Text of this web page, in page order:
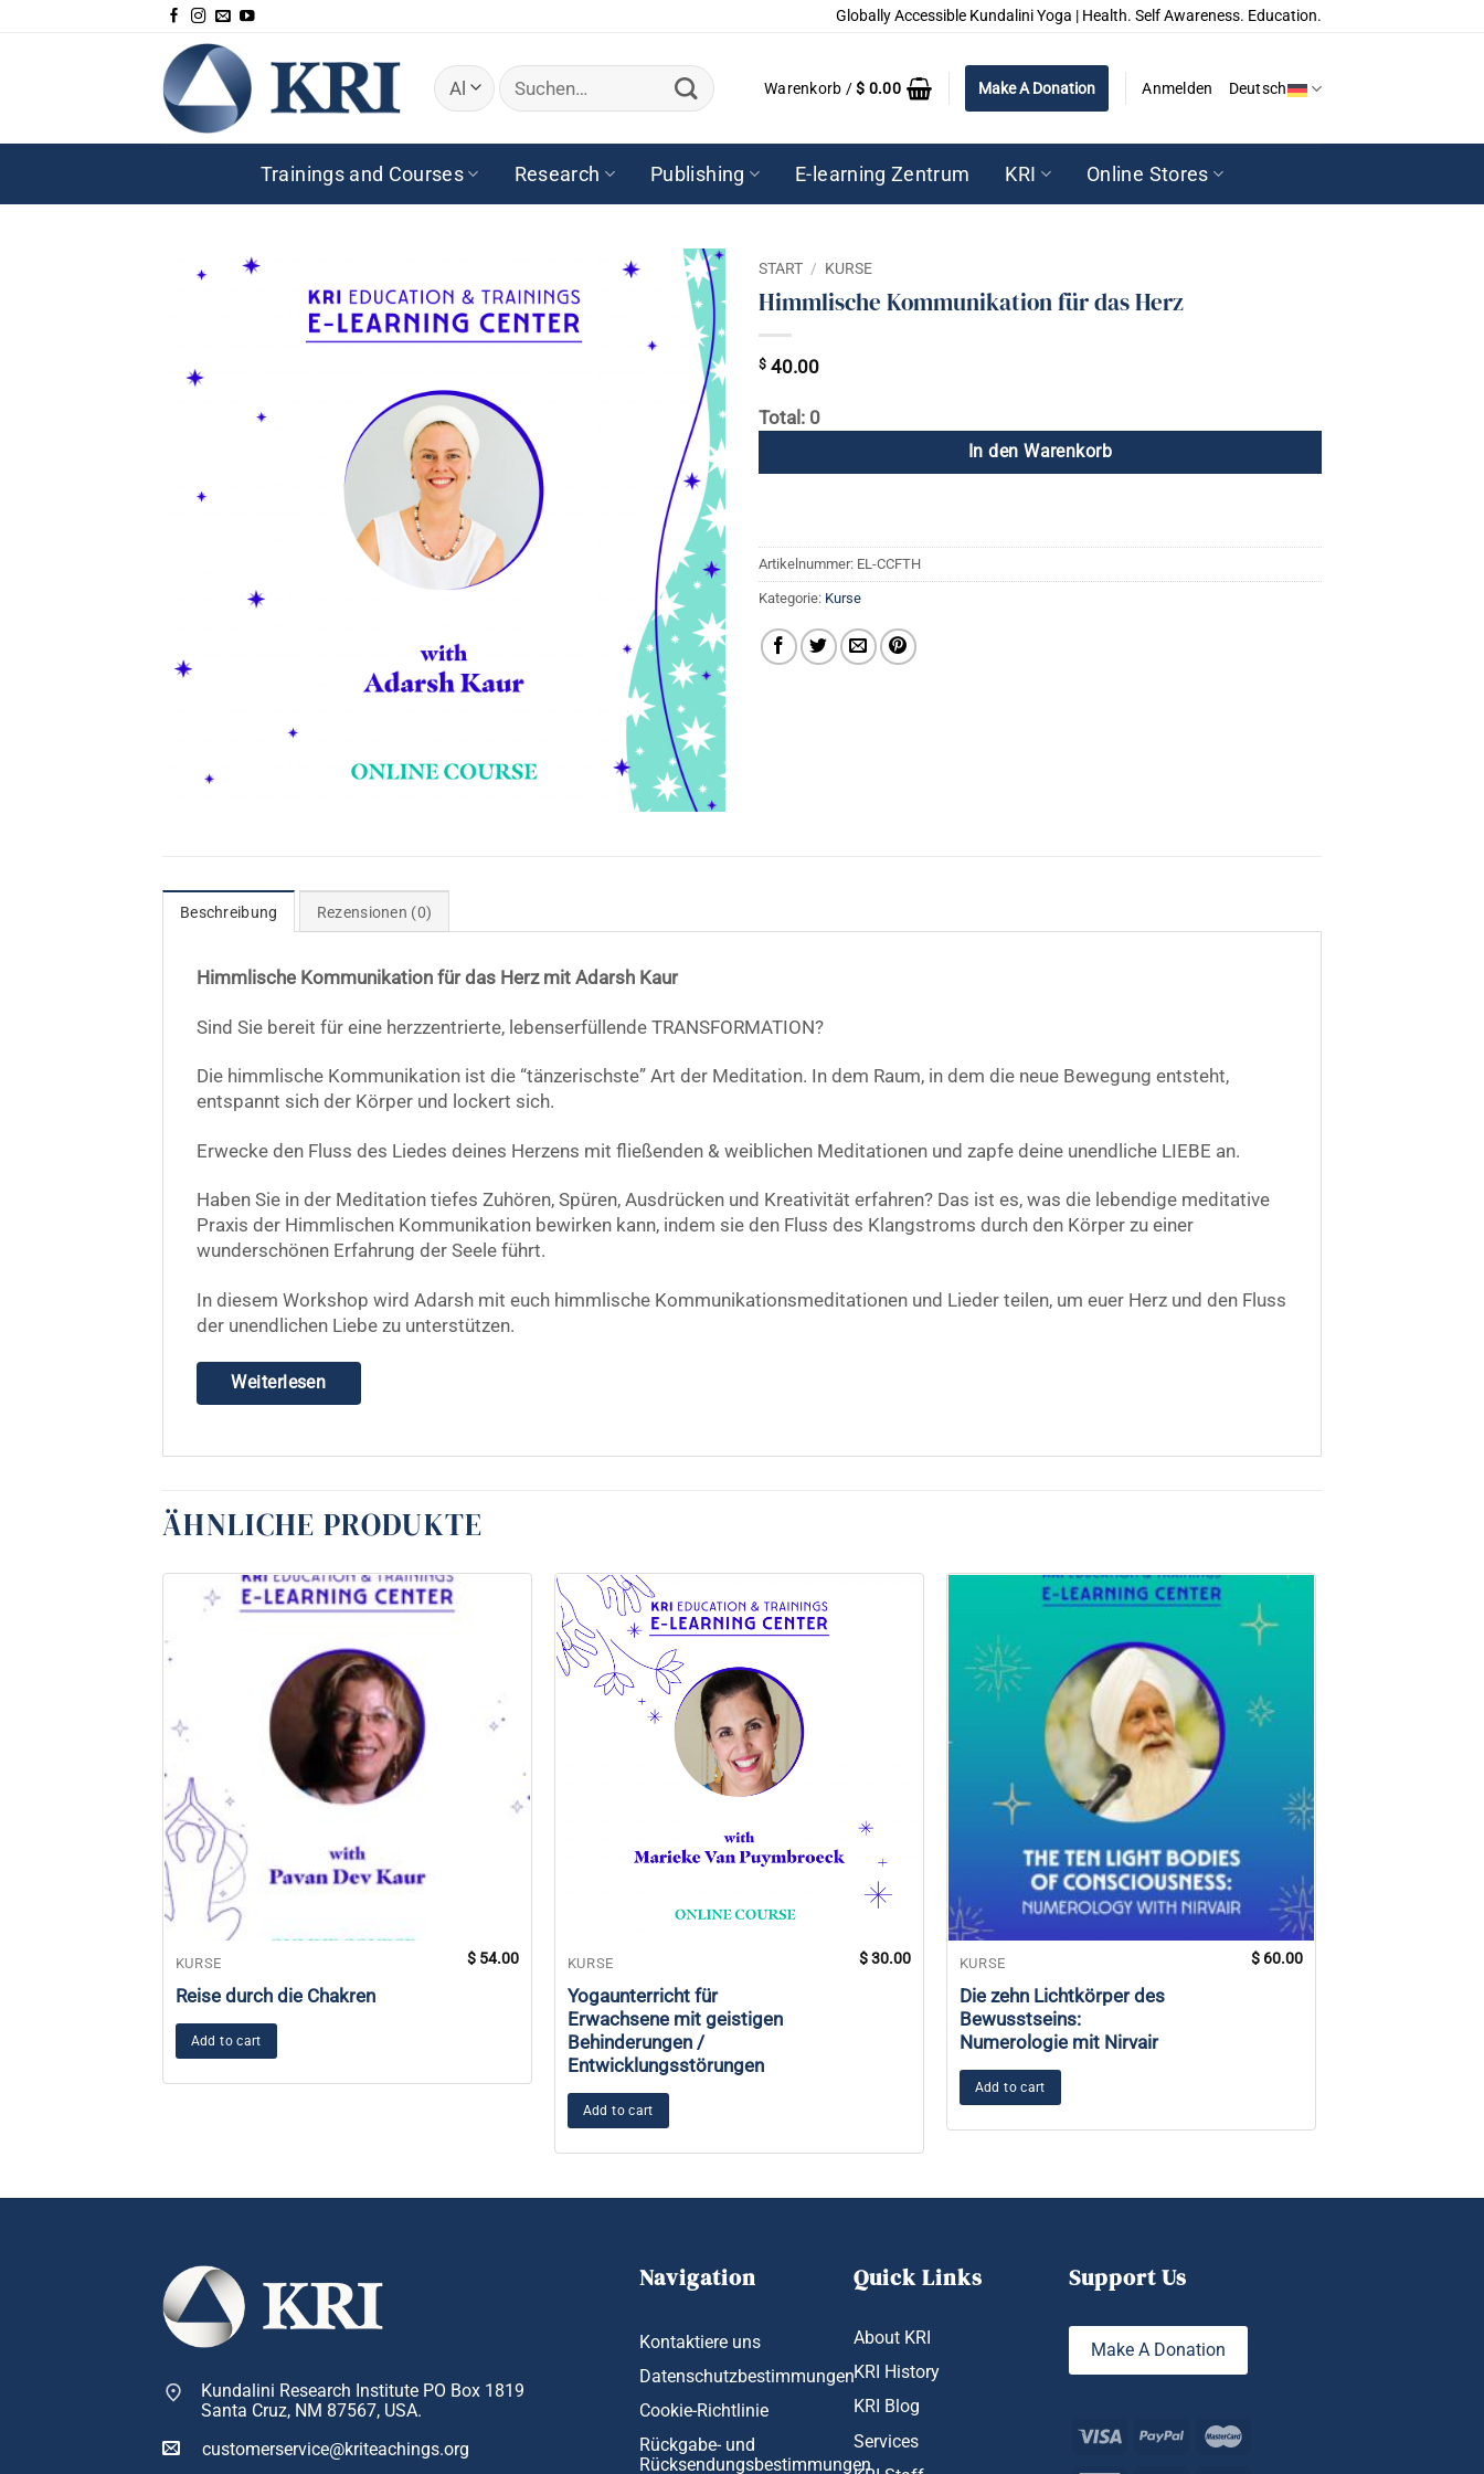
Globally Accessible Kundalini Yoga | Health. Self Awareness. Education.
Suchen
nach:
Warenkorb /$ 0.00 Make A Donation Anmelden Deutsch
Trainings and Courses Research Publishing E-learning Zentrum KRI Online Stores
START / KURSE
Himmlische Kommunikation für das Herz
$ 40.00
Total: 0
In den Warenkorb
Artikelnummer: EL-CCFTH
Kategorie: Kurse
Beschreibung Rezensionen (0)
Himmlische Kommunikation für das Herz mit Adarsh Kaur
Sind Sie bereit für eine herzzentrierte, lebenserfüllende TRANSFORMATION?
Die himmlische Kommunikation ist die “tänzerischste” Art der Meditation. In dem Raum, in dem die neue Bewegung entsteht,
entspannt sich der Körper und lockert sich.
Erwecke den Fluss des Liedes deines Herzens mit fließenden & weiblichen Meditationen und zapfe deine unendliche LIEBE an.
Haben Sie in der Meditation tiefes Zuhören, Spüren, Ausdrücken und Kreativität erfahren? Das ist es, was die lebendige meditative
Praxis der Himmlischen Kommunikation bewirken kann, indem sie den Fluss des Klangstroms durch den Körper zu einer
wunderschönen Erfahrung der Seele führt.
In diesem Workshop wird Adarsh mit euch himmlische Kommunikationsmeditationen und Lieder teilen, um euer Herz und den Fluss
der unendlichen Liebe zu unterstützen.
Weiterlesen
ÄHNLICHE PRODUKTE
KURSE
Reise durch die Chakren
$ 54.00
Add to cart
KURSE
Yogaunterricht für
Erwachsene mit geistigen
Behinderungen /
Entwicklungsstörungen
$30.00
Add to cart
KURSE
Die zehn Lichtkörper des
Bewusstseins:
Numerologie mit Nirvair
$ 60.00
Add to cart
Kundalini Research Institute PO Box 1819
Santa Cruz, NM 87567, USA.
customerservice@kriteachings.org
Navigation
Kontaktiere uns
Datenschutzbestimmungen
Cookie-Richtlinie
Rückgabe- und
Rücksendungsbestimmungen
Quick Links
About KRI
KRI History
KRI Blog
Services
Support Us
Make A Donation